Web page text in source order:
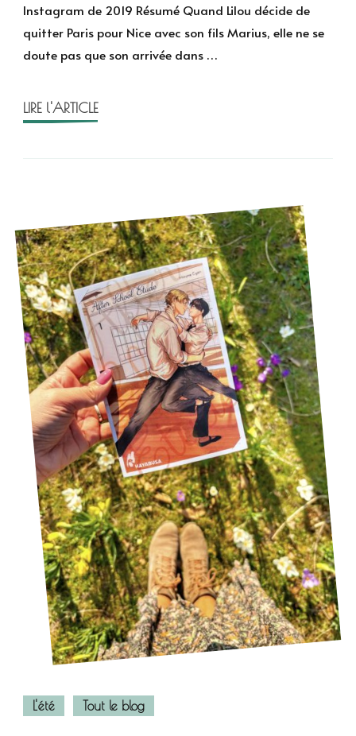
voir
la
mer
Instagram de 2019 Résumé Quand Lilou décide de
quitter Paris pour Nice avec son fils Marius, elle ne se
doute pas que son arrivée dans …
LIRE l'ARTICLE
L'été Tout le blog